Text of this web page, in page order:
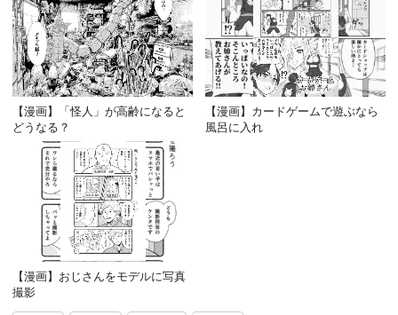
【漫画】「怪人」が高齢になると
どうなる？
【漫画】カードゲームで遊ぶなら
風呂に入れ
【漫画】おじさんをモデルに写真
撮影